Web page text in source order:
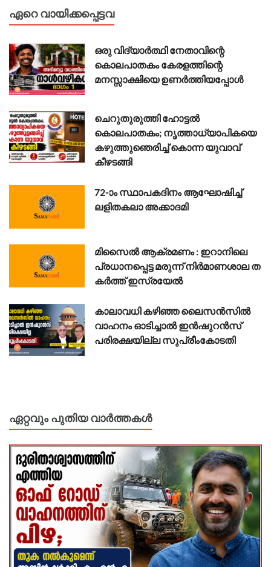
ഏറെ വായിക്കപ്പെട്ടവ
ഒരു വിദ്യാർത്ഥി നേതാവിന്റെ
കൊലപാതകം കേരളത്തിന്റെ
മനസ്സാക്ഷിയെ ഉണർത്തിയപ്പോൾ
ചെറുതുരുത്തി ഹോട്ടൽ
കൊലപാതകം; നൃത്താധ്യാപികയെ
കഴുത്തുഞെരിച്ച് കൊന്ന യുവാവ്
കീഴടങ്ങി
72-ാം സ്ഥാപകദിനം ആഘോഷിച്ച്
ലളിതകലാ അക്കാദമി
മി​സൈ​ൽ ആ​ക്ര​മ​ണം : ഇ​റാ​നി​ലെ
പ്ര​ധാ​ന​പ്പെ​ട്ട മ​രു​ന്ന് നി​ര്‍​മാ​ണ​ശാ​ല ത​
ക​ർ​ത്ത് ഇ​സ്ര​യേ​ൽ
കാലാവധി കഴിഞ്ഞ ലൈസൻസിൽ
വാഹനം ഓടിച്ചാൽ ഇൻഷുറൻസ്
പരിരക്ഷയില്ല സുപ്രീംകോടതി
ഏറ്റവും പുതിയ വാർത്തകൾ